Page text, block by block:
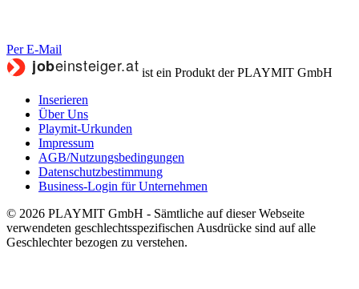
Per E-Mail
ist ein Produkt der PLAYMIT GmbH
Inserieren
Über Uns
Playmit-Urkunden
Impressum
AGB/Nutzungsbedingungen
Datenschutzbestimmung
Business-Login für Unternehmen
© 2026 PLAYMIT GmbH - Sämtliche auf dieser Webseite
verwendeten geschlechtsspezifischen Ausdrücke sind auf alle
Geschlechter bezogen zu verstehen.